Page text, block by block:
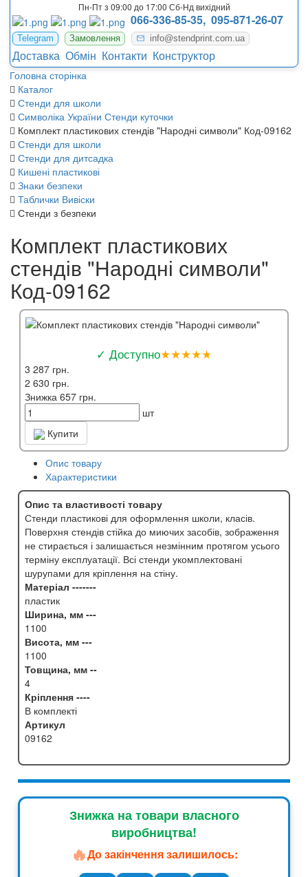
Пн-Пт з 09:00 до 17:00 Сб-Нд вихідний
066-336-85-35, 095-871-26-07
Telegram Замовлення info@stendprint.com.ua
Доставка Обмін Контакти Конструктор
Головна сторінка
Каталог
Стенди для школи
Символіка України Стенди куточки
Комплект пластикових стендів "Народні символи" Код-09162
Стенди для школи
Стенди для дитсадка
Кишені пластикові
Знаки безпеки
Таблички Вивіски
Стенди з безпеки
Комплект пластикових
стендів "Народні символи"
Код-09162
✓ Доступно★★★★★
3 287 грн.
2 630 грн.
Знижка 657 грн.
шт
Купити
Опис товару
Характеристики
Опис та властивості товару
Стенди пластикові для оформлення школи, класів.
Поверхня стендів стійка до миючих засобів, зображення
не стирається і залишається незмінним протягом усього
терміну експлуатації. Всі стенди укомплектовані
шурупами для кріплення на стіну.
Матеріал -------
пластик
Ширина, мм ---
1100
Висота, мм ---
1100
Товщина, мм --
4
Кріплення ----
В комплекті
Артикул
09162
Знижка на товари власного
виробництва!
🔥До закінчення залишилось: